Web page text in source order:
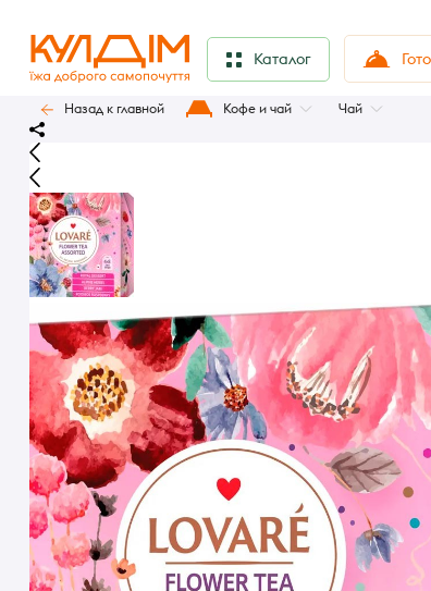
Каталог
Назад к главной Кофе и чай Чай